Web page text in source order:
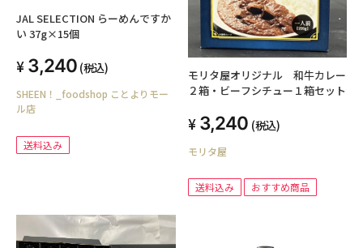
JAL SELECTION らーめんですか
い 37g×15個
3,240 (税込)
SHEEN！_foodshop ことよりモー
ル店
送料込み
モリタ屋オリジナル 和牛カレー
２箱・ビーフシチュー１箱セット
3,240 (税込)
モリタ屋
送料込み おすすめ商品